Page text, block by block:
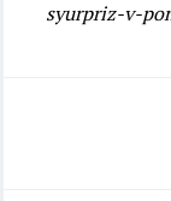
syurpriz-v-